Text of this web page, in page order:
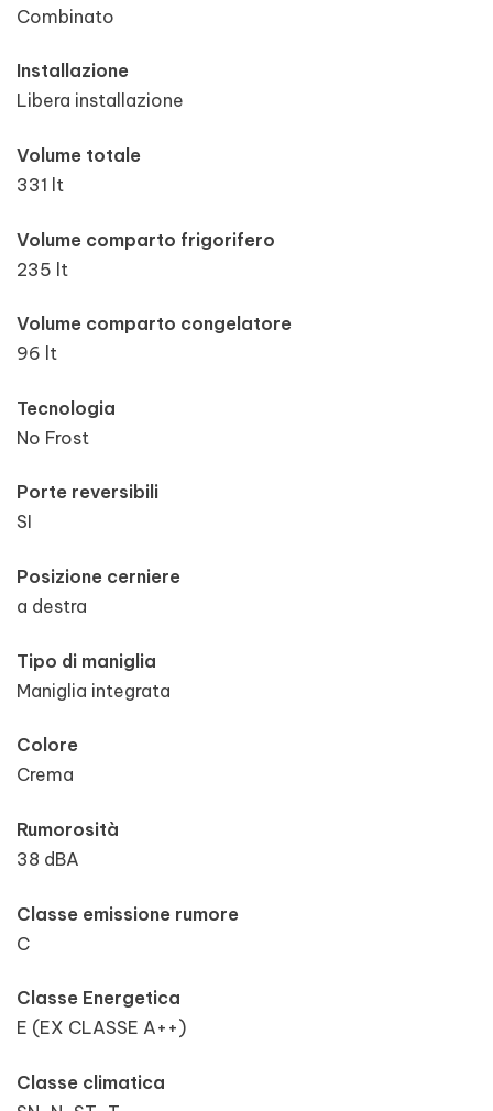
Combinato
Installazione
Libera installazione
Volume totale
331 lt
Volume comparto frigorifero
235 lt
Volume comparto congelatore
96 lt
Tecnologia
No Frost
Porte reversibili
SI
Posizione cerniere
a destra
Tipo di maniglia
Maniglia integrata
Colore
Crema
Rumorosità
38 dBA
Classe emissione rumore
C
Classe Energetica
E (EX CLASSE A++)
Classe climatica